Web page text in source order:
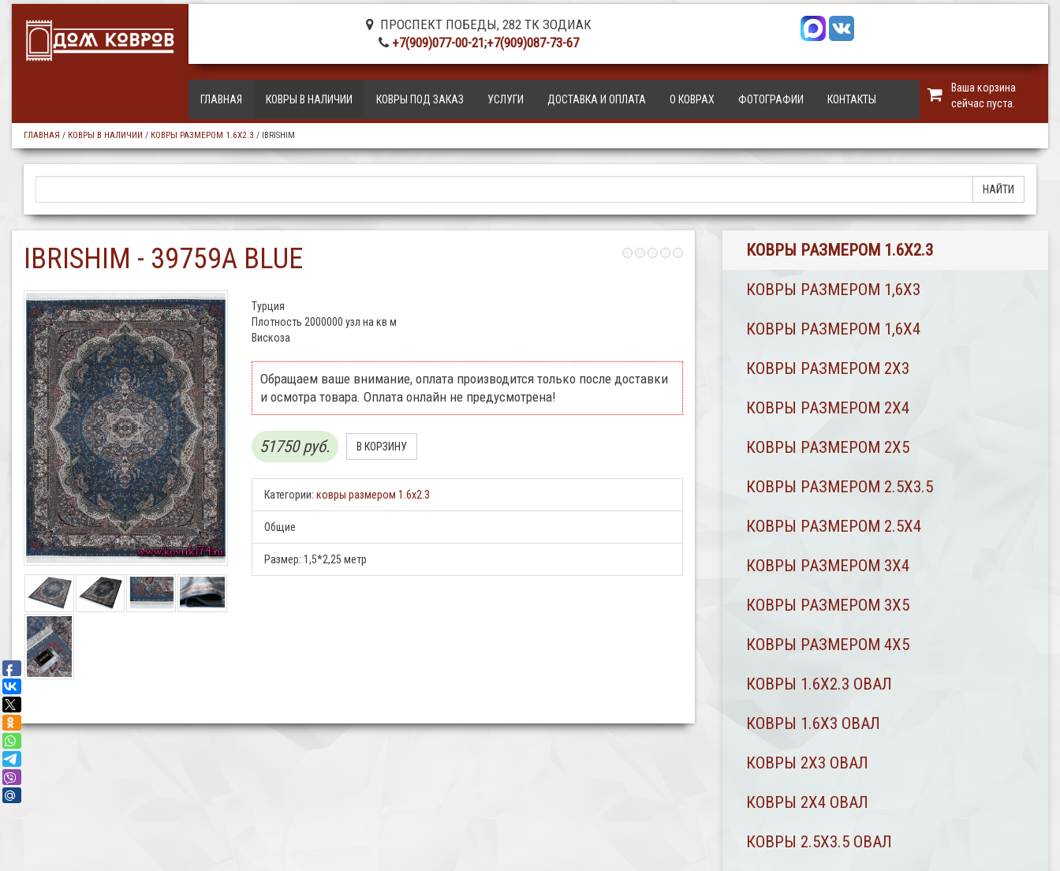
ПРОСПЕКТ ПОБЕДЫ, 282 ТК ЗОДИАК
+7(909)077-00-21;+7(909)087-73-67
ГЛАВНАЯ КОВРЫ В НАЛИЧИИ КОВРЫ ПОД ЗАКАЗ УСЛУГИ ДОСТАВКА И ОПЛАТА О КОВРАХ ФОТОГРАФИИ КОНТАКТЫ
Ваша корзина
сейчас пуста.
ГЛАВНАЯ / КОВРЫ В НАЛИЧИИ / КОВРЫ РАЗМЕРОМ 1.6Х2.3 / IBRISHIM
IBRISHIM - 39759A BLUE
Турция
Плотность 2000000 узл на кв м
Вискоза
Обращаем ваше внимание, оплата производится только после доставки
и осмотра товара. Оплата онлайн не предусмотрена!
51750 руб.
Категории: ковры размером 1.6х2.3
Общие
Размер: 1,5*2,25 метр
КОВРЫ РАЗМЕРОМ 1.6Х2.3
КОВРЫ РАЗМЕРОМ 1,6Х3
КОВРЫ РАЗМЕРОМ 1,6Х4
КОВРЫ РАЗМЕРОМ 2Х3
КОВРЫ РАЗМЕРОМ 2Х4
КОВРЫ РАЗМЕРОМ 2Х5
КОВРЫ РАЗМЕРОМ 2.5Х3.5
КОВРЫ РАЗМЕРОМ 2.5Х4
КОВРЫ РАЗМЕРОМ 3Х4
КОВРЫ РАЗМЕРОМ 3Х5
КОВРЫ РАЗМЕРОМ 4Х5
КОВРЫ 1.6Х2.3 ОВАЛ
КОВРЫ 1.6Х3 ОВАЛ
КОВРЫ 2X3 ОВАЛ
КОВРЫ 2Х4 ОВАЛ
КОВРЫ 2.5Х3.5 ОВАЛ